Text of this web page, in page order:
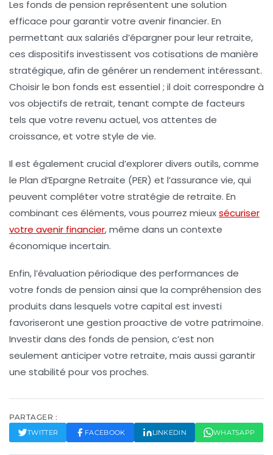
Les fonds de pension représentent une solution
efficace pour garantir votre avenir financier. En
permettant aux salariés d’épargner pour leur retraite,
ces dispositifs investissent vos cotisations de manière
stratégique, afin de générer un rendement intéressant.
Choisir le bon fonds est essentiel ; il doit correspondre à
vos objectifs de retrait, tenant compte de facteurs
tels que votre revenu actuel, vos attentes de
croissance, et votre style de vie.
Il est également crucial d’explorer divers outils, comme
le Plan d’Epargne Retraite (PER) et l’assurance vie, qui
peuvent compléter votre stratégie de retraite. En
combinant ces éléments, vous pourrez mieuxsécuriser
votre avenir financier, même dans un contexte
économique incertain.
Enfin, l’évaluation périodique des performances de
votre fonds de pension ainsi que la compréhension des
produits dans lesquels votre capital est investi
favoriseront une gestion proactive de votre patrimoine.
Investir dans des fonds de pension, c’est non
seulement anticiper votre retraite, mais aussi garantir
une stabilité pour vos proches.
PARTAGER :
TWITTER FACEBOOK LINKEDIN WHATSAPP